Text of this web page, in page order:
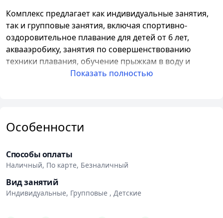
Комплекс предлагает как индивидуальные занятия,
так и групповые занятия, включая спортивно-
оздоровительное плавание для детей от 6 лет,
аквааэробику, занятия по совершенствованию
техники плавания, обучение прыжкам в воду и
многие другие виды тренировок.
Большой бассейн длиной 50 метров и глубиной от
групповых и индивидуальных тренировок для
взрослых и детей, умеющих плавать. В нем также
проводятся сеансы аквааэробики.
Комплекс также предлагает малую чашу бассейна
Показать полностью
Особенности
Способы оплаты
Наличный, По карте, Безналичный
Вид занятий
Индивидуальные, Групповые , Детские